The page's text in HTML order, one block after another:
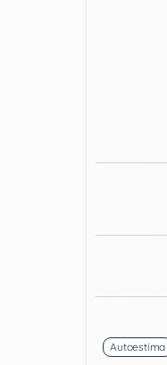
Autoestima